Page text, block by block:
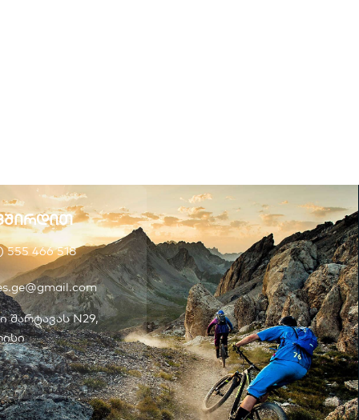
555 466 518
შარტავას N29,